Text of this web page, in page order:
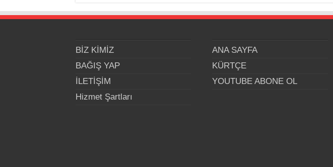
BİZ KİMİZ
BAĞIŞ YAP
İLETİŞİM
Hizmet Şartları
ANA SAYFA
KÜRTÇE
YOUTUBE ABONE OL